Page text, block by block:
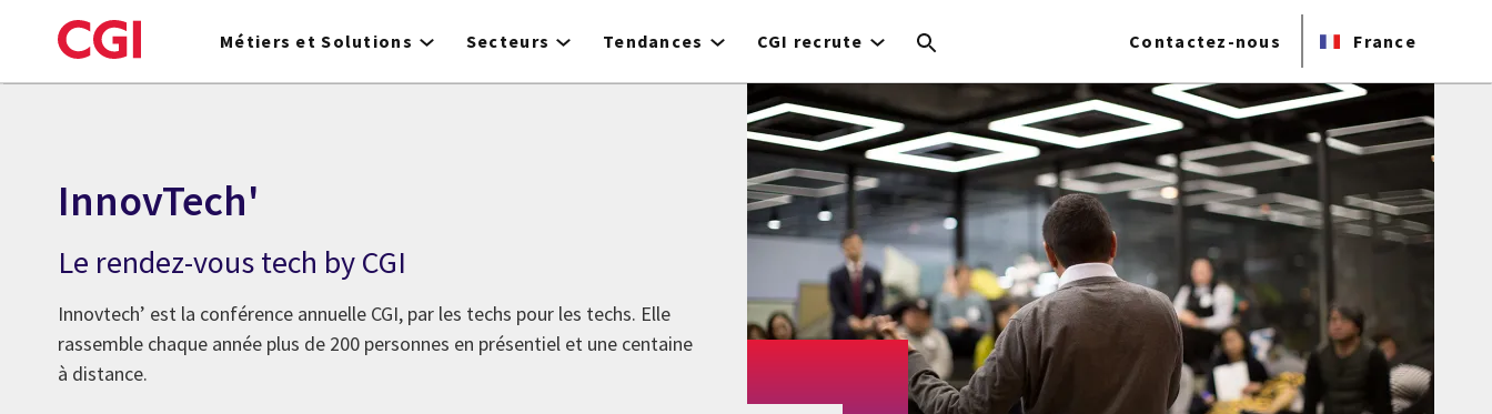
to
Métiers et Solutions Secteurs Tendances CGI recrute Contactez-nous France
InnovTech'
Le rendez-vous tech by CGI
Innovtech’ est la conférence annuelle CGI, par les techs pour les techs. Elle
rassemble chaque année plus de 200 personnes en présentiel et une centaine
à distance.